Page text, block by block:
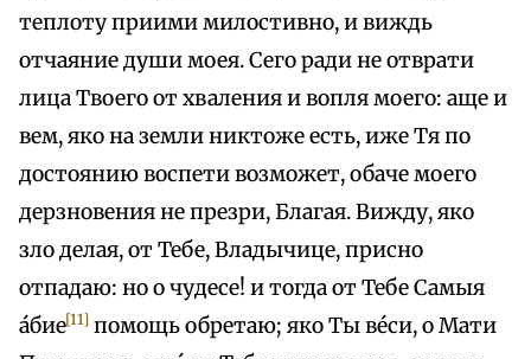
теплоту приими милостивно, и виждь
отчаяние души моея. Сего ради не отврати
лица Твоего от хваления и вопля моего: аще и
вем, яко на земли никтоже есть, иже Тя по
достоянию воспети возможет, обаче моего
дерзновения не презри, Благая. Вижду, яко
зло делая, от Тебе, Владычице, присно
отпадаю: но о чудесе! и тогда от Тебе Самыя
а́бие[11] помощь обретаю; яко Ты ве́си, о Мати